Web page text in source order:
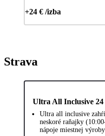
+24 € /izba
Strava
Ultra All Inclusive 24
Ultra all inclusive
neskoré raňajky
nápoje miestnej